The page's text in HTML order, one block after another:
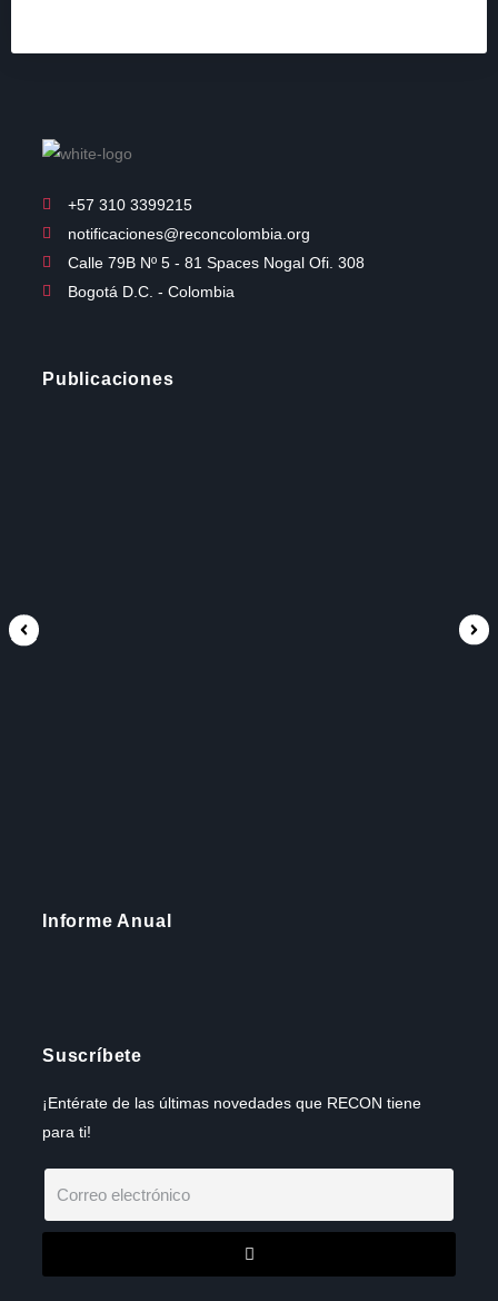
+57 310 3399215
notificaciones@reconcolombia.org
Calle 79B Nº 5 - 81 Spaces Nogal Ofi. 308
Bogotá D.C. - Colombia
Publicaciones
Informe Anual
Suscríbete
¡Entérate de las últimas novedades que RECON tiene
para ti!